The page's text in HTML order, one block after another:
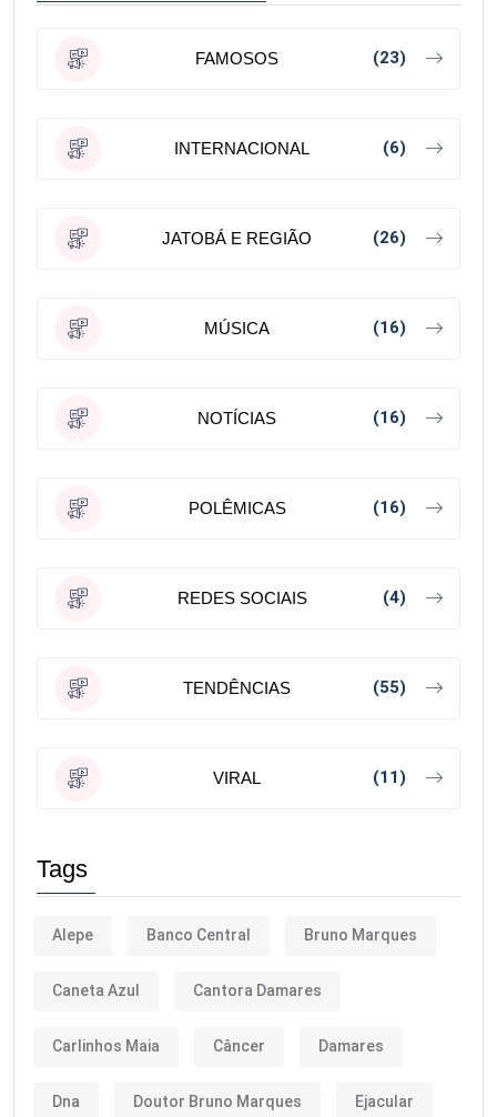
FAMOSOS (23)
INTERNACIONAL (6)
JATOBÁ E REGIÃO (26)
MÚSICA (16)
NOTÍCIAS (16)
POLÊMICAS (16)
REDES SOCIAIS (4)
TENDÊNCIAS (55)
VIRAL (11)
Tags
Alepe Banco Central Bruno Marques
Caneta Azul Cantora Damares
Carlinhos Maia Câncer Damares
Dna Doutor Bruno Marques Ejacular